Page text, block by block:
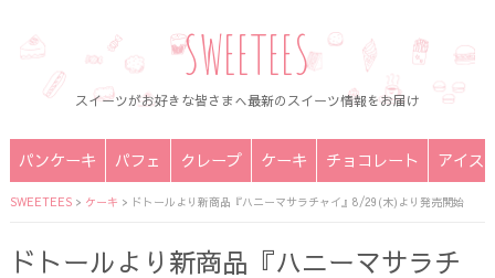
SWEETEES
スイーツがお好きな皆さまへ最新のスイーツ情報をお届け
パンケーキ パフェ クレープ ケーキ チョコレート アイス
SWEETEES> ケーキ > ドトールより新商品『ハニーマサラチャイ』8/29(木)より発売開始
ドトールより新商品『ハニーマサラチ